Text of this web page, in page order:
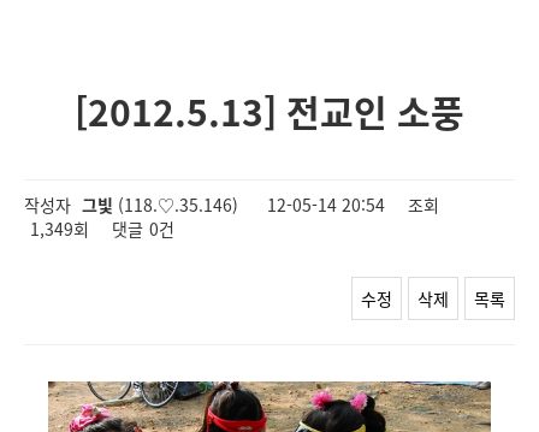
[2012.5.13] 전교인 소풍
작성자 그빛 (118.♡.35.146) 12-05-14 20:54
조회
1,349회
댓글 0건
수정 삭제 목록